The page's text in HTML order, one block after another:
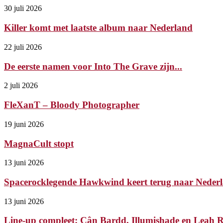
30 juli 2026
Killer komt met laatste album naar Nederland
22 juli 2026
De eerste namen voor Into The Grave zijn...
2 juli 2026
FleXanT – Bloody Photographer
19 juni 2026
MagnaCult stopt
13 juni 2026
Spacerocklegende Hawkwind keert terug naar
13 juni 2026
Line-up compleet: Cân Bardd, Illumishade en Leah